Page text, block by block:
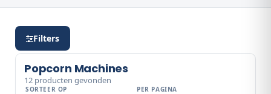
Filters
Popcorn Machines
12 producten gevonden
SORTEER OP PER PAGINA